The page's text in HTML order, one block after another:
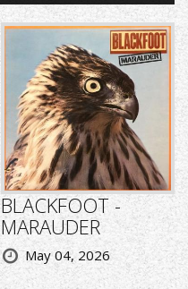
BLACKFOOT -
MARAUDER
May 04, 2026